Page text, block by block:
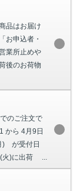
品はお届け
お申込者・
業所止めや
後のお荷物
のご注文で
から 4月9日
が受付日
)に出荷 ...